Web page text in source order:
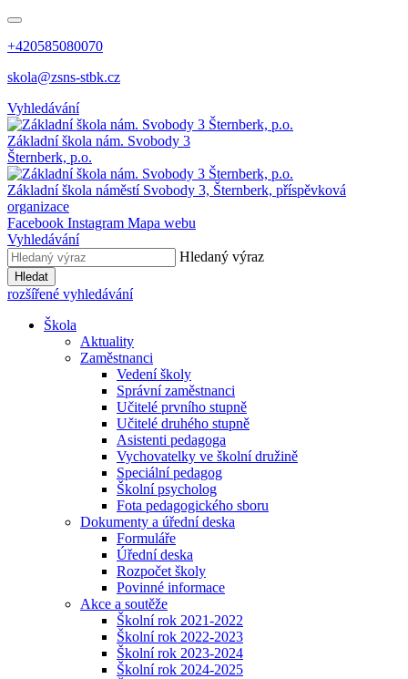
+420585080070
skola@zsns-stbk.cz
Vyhledávání
Základní škola nám. Svobody 3
Šternberk, p.o.
Základní škola náměstí Svobody 3, Šternberk, příspěvková
organizace
Facebook Instagram Mapa webu
Vyhledávání
Hledaný výraz
Hledat
rozšířené vyhledávání
Škola
Aktuality
Zaměstnanci
Vedení školy
Správní zaměstnanci
Učitelé prvního stupně
Učitelé druhého stupně
Asistenti pedagoga
Vychovatelky ve školní družině
Speciální pedagog
Školní psycholog
Fota pedagogického sboru
Dokumenty a úřední deska
Formuláře
Úřední deska
Rozpočet školy
Povinné informace
Akce a soutěže
Školní rok 2021-2022
Školní rok 2022-2023
Školní rok 2023-2024
Školní rok 2024-2025